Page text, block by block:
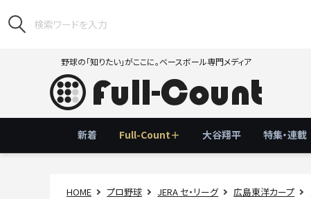
野球の「知りたい」がここに。ベースボール専門メディア
新着 Full-Count＋ 大谷翔平 特集・連載
HOME プロ野球 JERA セ・リーグ 広島東洋カープ